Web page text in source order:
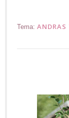
Tema: ANDRAS